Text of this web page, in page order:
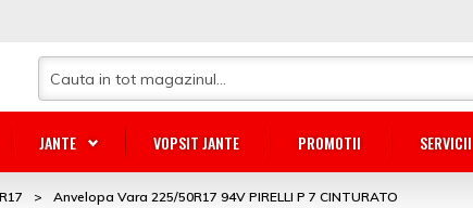
JANTE VOPSIT JANTE PROMOTII SERVICII
> Anvelopa Vara 225/50R17 94V PIRELLI P 7 CINTURATO